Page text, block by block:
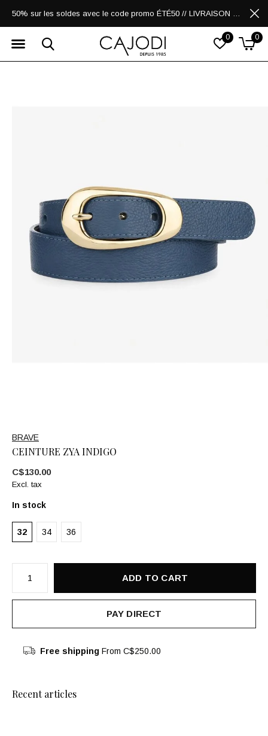
0 0
50% sur les soldes avec le code promo ÉTÉ50 // LIVRAISON GRATUITE POUR LES ACHATS DE 250$ ET PLUS
BRAVE
CEINTURE ZYA INDIGO
C$130.00
Excl. tax
In stock
32 34 36
ADD TO CART
PAY DIRECT
Free shipping From C$250.00
Recent articles